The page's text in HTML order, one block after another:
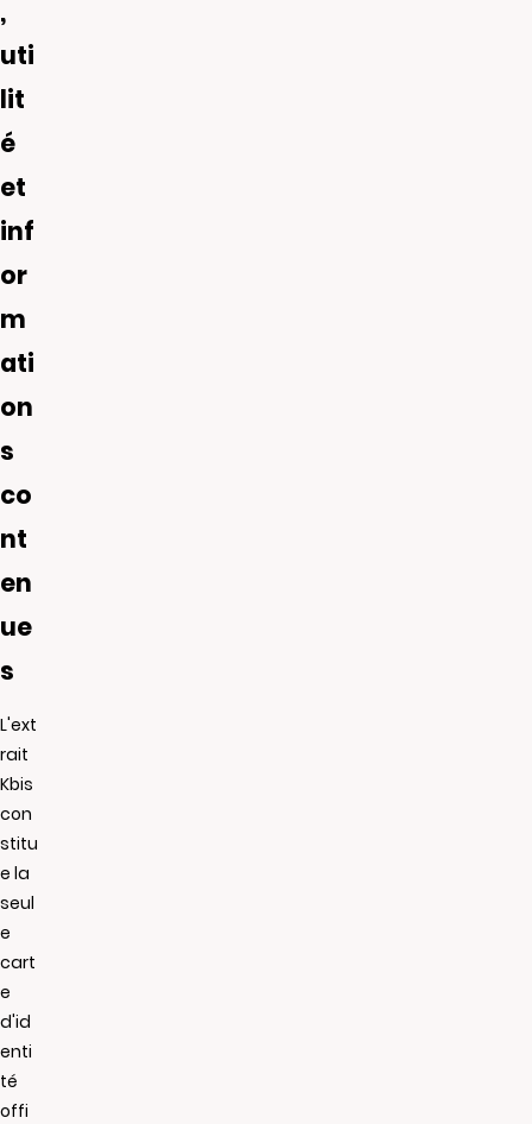
,
uti
lit
é
et
inf
or
m
ati
on
s
co
nt
en
ue
s
L'ext
rait
Kbis
con
stitu
e la
seul
e
cart
e
d'id
enti
té
offi